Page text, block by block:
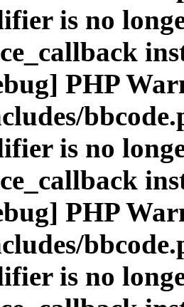
is no
PHP
is no
PHP
is no